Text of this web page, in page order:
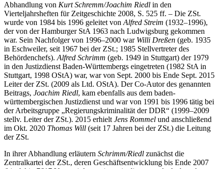
Über die Arbeit der ZSt. ab Mitte der 1980er Jahre unterrichtet eine
Abhandlung von Kurt Schremm/Joachim Riedlin den
Vierteljahrsheften für Zeitgeschichte 2008, S. 525 ff. – Die ZSt.
wurde von 1984 bis 1996 geleitet vonAlfred Streim(1932–1996),
der von der Hamburger StA 1963 nach Ludwigsburg gekommen
war. Sein Nachfolger von 1996–2000 war Willi Dreßen(geb. 1935
in Eschweiler, seit 1967 bei der ZSt.; 1985 Stellvertreter des
Behördenchefs).Alfred Schrimm(geb. 1949 in Stuttgart) der 1979
in den Justizdienst Baden-Württembergs eingetreten (1982 StA in
Stuttgart, 1998 OStA) war, war von Sept. 2000 bis Ende Sept. 2015
Leiter der ZSt. (2009 als Ltd. OStA). Der Co-Autor des genannten
Beitrags,Joachim Riedl, kam ebenfalls aus dem baden-
württembergischen Justizdienst und war von 1991 bis 1996 tätig bei
der Arbeitsgruppe „Regierungskriminalität der DDR“ (1999–2009
stellv. Leiter der ZSt.). 2015 erhieltJens Rommelund anschließend
im Okt. 2020
In ihrer Abhandlung erläuternSchrimm/Riedlzunächst die